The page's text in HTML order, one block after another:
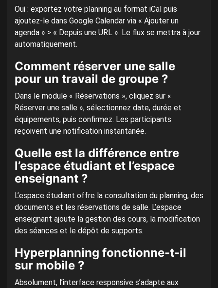
Oui : exportez votre planning au format iCal puis
ajoutez-le dans Google Calendar via « Ajouter un
agenda » > « Depuis une URL ». Le flux se mettra à jour
automatiquement.
Comment réserver une salle
pour un travail de groupe ?
Dans le module « Réservations », cliquez sur «
Réserver une salle », sélectionnez date, durée et
équipements, puis confirmez. Les participants
reçoivent une notification instantanée.
Quelle est la différence entre
l’espace étudiant et l’espace
enseignant ?
L’espace étudiant offre la consultation du planning, des
documents et les réservations de salle. L’espace
enseignant ajoute la gestion des cours, la modification
des séances et le dépôt de supports.
Hyperplanning fonctionne-t-il
sur mobile ?
Absolument, l’interface responsive s’adapte aux